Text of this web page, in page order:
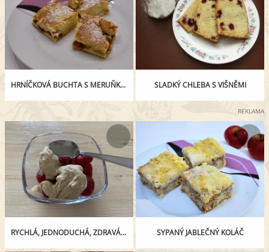
HRNÍČKOVÁ BUCHTA S MERUŇKAMI A DROBENKOU SLADKÝ CHLEBA S VIŠNĚMI
REKLAMA
RYCHLÁ, JEDNODUCHÁ, ZDRAVÁ SVAČINKA SYPANÝ JABLEČNÝ KOLÁČ